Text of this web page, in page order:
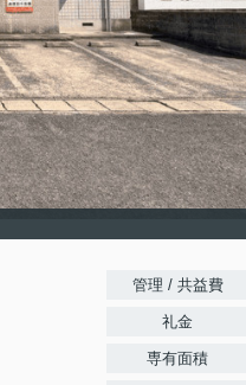
管理 / 共益費
礼金
専有面積